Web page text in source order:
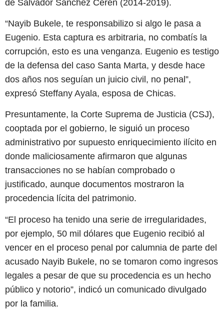
de Salvador Sánchez Cerén (2014-2019).
“Nayib Bukele, te responsabilizo si algo le pasa a
Eugenio. Esta captura es arbitraria, no combatís la
corrupción, esto es una venganza. Eugenio es testigo
de la defensa del caso Santa Marta, y desde hace
dos años nos seguían un juicio civil, no penal”,
expresó Steffany Ayala, esposa de Chicas.
Presuntamente, la Corte Suprema de Justicia (CSJ),
cooptada por el gobierno, le siguió un proceso
administrativo por supuesto enriquecimiento ilícito en
donde maliciosamente afirmaron que algunas
transacciones no se habían comprobado o
justificado, aunque documentos mostraron la
procedencia lícita del patrimonio.
“El proceso ha tenido una serie de irregularidades,
por ejemplo, 50 mil dólares que Eugenio recibió al
vencer en el proceso penal por calumnia de parte del
acusado Nayib Bukele, no se tomaron como ingresos
legales a pesar de que su procedencia es un hecho
público y notorio”, indicó un comunicado divulgado
por la familia.